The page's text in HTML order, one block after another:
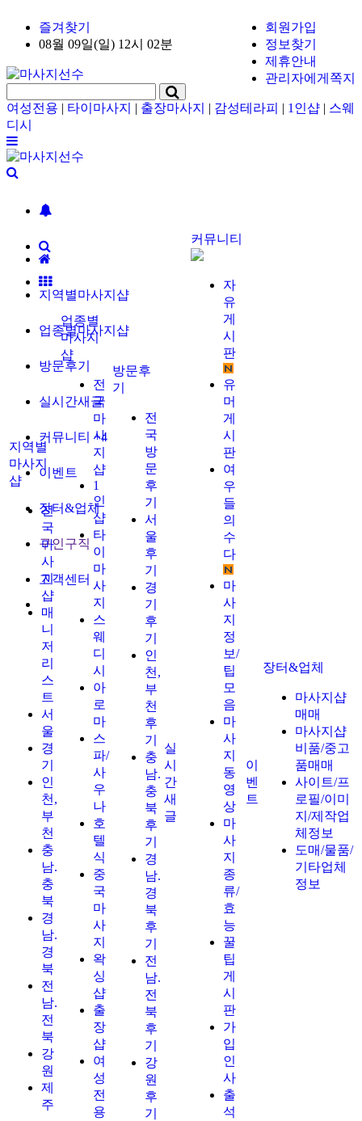
즐겨찾기
08월 09일(일) 12시 02분
회원가입
정보찾기
제휴안내
관리자에게쪽지
여성전용 | 타이마사지 | 출장마사지 | 감성테라피 | 1인샵 | 스웨
디시
지역별마사지샵
업종별마사지샵
방문후기
실시간새글
커뮤니티+4
이벤트
장터&업체
구인구직
고객센터
지역별
마사지
샵
전
국
마
사
지
샵
매
니
저
리
스
트
서
울
경
기
인
천,
부
천
충
남.
충
북
경
남.
경
북
전
남.
전
북
강
원
제
주
업종별
마사지
샵
전
국
마
사
지
샵
1
인
샵
타
이
마
사
지
스
웨
디
시
아
로
마
스
파/
사
우
나
호
텔
식
중
국
마
사
지
왁
싱
샵
출
장
샵
여
성
전
용
방문후
기
전
국
방
문
후
기
서
울
후
기
경
기
후
기
인
천,
부
천
후
기
충
남.
충
북
후
기
경
남.
경
북
후
기
전
남.
전
북
후
기
강
원
후
기
실
시
간
새
글
커뮤니티
자
유
게
시
판
유
머
게
시
판
여
우
들
의
수
다
마
사
지
정
보/
팁
모
음
마
사
지
동
영
상
마
사
지
종
류/
효
능
꿀
팁
게
시
판
가
입
인
사
출
석
이
벤
트
장터&업체
마사지샵
매매
마사지샵
비품/중고
품매매
사이트/프
로필/이미
지/제작업
체정보
도매/물품/
기타업체
정보